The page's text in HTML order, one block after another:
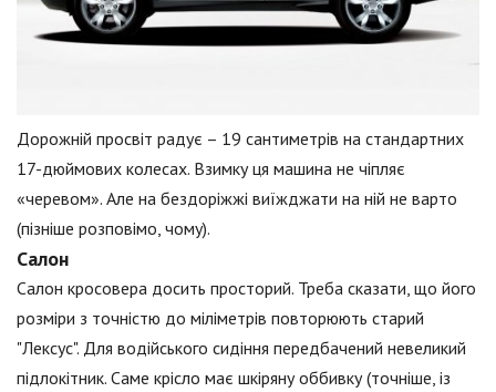
Дорожній просвіт радує – 19 сантиметрів на стандартних
17-дюймових колесах. Взимку ця машина не чіпляє
«черевом». Але на бездоріжжі виїжджати на ній не варто
(пізніше розповімо, чому).
Салон
Салон кросовера досить просторий. Треба сказати, що його
розміри з точністю до міліметрів повторюють старий
"Лексус". Для водійського сидіння передбачений невеликий
підлокітник. Саме крісло має шкіряну оббивку (точніше, із